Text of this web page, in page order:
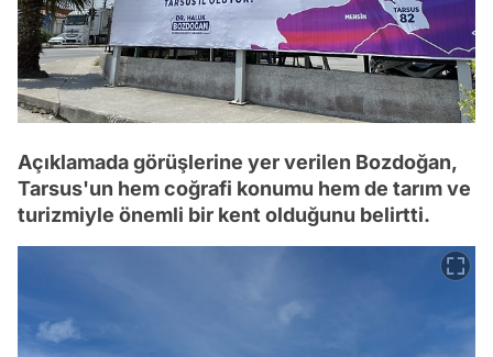
Açıklamada görüşlerine yer verilen Bozdoğan,
Tarsus'un hem coğrafi konumu hem de tarım ve
turizmiyle önemli bir kent olduğunu belirtti.